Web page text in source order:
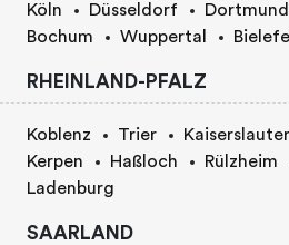
Köln Düsseldorf Dortmund
Bochum
Wuppertal
RHEINLAND-PFALZ
Koblenz Trier
Kerpen
Haßloch Rülzheim
Ladenburg
SAARLAND